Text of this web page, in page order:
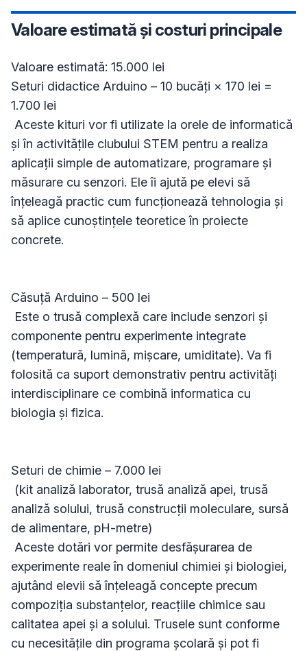
Valoare estimată și costuri principale
Valoare estimată: 15.000 lei
Seturi didactice Arduino – 10 bucăți × 170 lei =
1.700 lei
și în activitățile clubului STEM pentru a realiza
aplicații simple de automatizare, programare și
măsurare cu senzori. Ele îi ajută pe elevi să
înțeleagă practic cum funcționează tehnologia și
să aplice cunoștințele teoretice în proiecte
concrete.
Căsuță Arduino – 500 lei
componente pentru experimente integrate
(temperatură, lumină, mișcare, umiditate). Va fi
folosită ca suport demonstrativ pentru activități
interdisciplinare ce combină informatica cu
biologia și fizica.
Seturi de chimie – 7.000 lei
analiză solului, trusă construcții moleculare, sursă
de alimentare, pH-metre)
experimente reale în domeniul chimiei și biologiei,
ajutând elevii să înțeleagă concepte precum
compoziția substanțelor, reacțiile chimice sau
calitatea apei și a solului. Trusele sunt conforme
cu necesitățile din programa școlară și pot fi